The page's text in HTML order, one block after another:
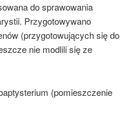
do sprawowania
Przygotowywano
(przygotowujących się do
nie modlili się ze
(pomieszczenie